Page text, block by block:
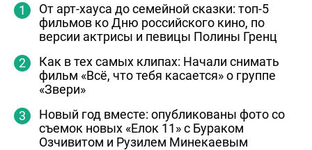
От арт-хауса до семейной сказки: топ-5
фильмов ко Дню российского кино, по
версии актрисы и певицы Полины Гренц
Как в тех самых клипах: Начали снимать
фильм «Всё, что тебя касается» о группе
«Звери»
Новый год вместе: опубликованы фото со
съемок новых «Елок 11» с Бураком
Озчивитом и Рузилем Минекаевым